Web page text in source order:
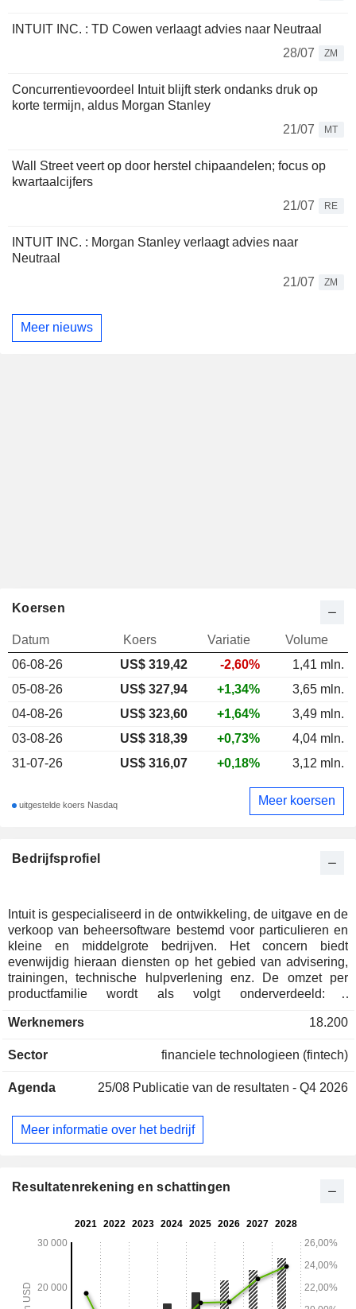
INTUIT INC. : TD Cowen verlaagt advies naar Neutraal
28/07
ZM
Concurrentievoordeel Intuit blijft sterk ondanks druk op
korte termijn, aldus Morgan Stanley
21/07
MT
Wall Street veert op door herstel chipaandelen; focus op
kwartaalcijfers
21/07
RE
INTUIT INC. : Morgan Stanley verlaagt advies naar
Neutraal
21/07
ZM
Meer nieuws
Bedrijfsprofiel
Intuit is gespecialiseerd in de ontwikkeling, de uitgave en de
verkoop van beheersoftware bestemd voor particulieren en
kleine en middelgrote bedrijven. Het concern biedt
evenwijdig hieraan diensten op het gebied van advisering,
trainingen, technische hulpverlening enz. De omzet per
productfamilie wordt als volgt onderverdeeld: -
boekhouding, financiën, verkoop en vastgoed, de
verkocht onder de merknamen QuickBooks en Intuit; -
- software voor persoonlijk beheer en controle van
professioneel belastingbeheer (3,3%; ProTax): merken
Lacerte, ProSeries, ProFile en ProConnect Tax Online voor
Werknemers 18.200
Sector financiele technologieen (fintech)
Agenda 25/08 Publicatie van de resultaten - Q4 2026
Meer informatie over het bedrijf
Koersen
Datum Koers Variatie
Volume
06-08-26
US$ 319,42 -2,60%
1,41 mln.
05-08-26
US$ 327,94 +1,34%
3,65 mln.
04-08-26
US$ 323,60 +1,64%
3,49 mln.
03-08-26
US$ 318,39 +0,73%
4,04 mln.
31-07-26
US$ 316,07 +0,18% 3,12 mln.
uitgestelde koers Nasdaq Meer koersen
Resultatenrekening en schattingen